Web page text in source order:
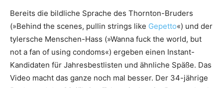
Bereits die bildliche Sprache des Thornton-Bruders
(»Behind the scenes, pullin strings like Gepetto«) und der
tylersche Menschen-Hass (»Wanna fuck the world, but
not a fan of using condoms«) ergeben einen Instant-
Kandidaten für Jahresbestlisten und ähnliche Späße. Das
Video macht das ganze noch mal besser. Der 34-jährige